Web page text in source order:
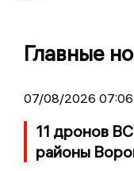
Главные
07/08/2026 07:06
11 дронов
районы